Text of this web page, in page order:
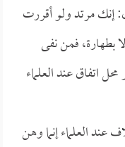
إنك مرتد ولو أقررت
بطهارة، فمن نفى
اتفاق عند العلماء
عند العلماء إنما وهن